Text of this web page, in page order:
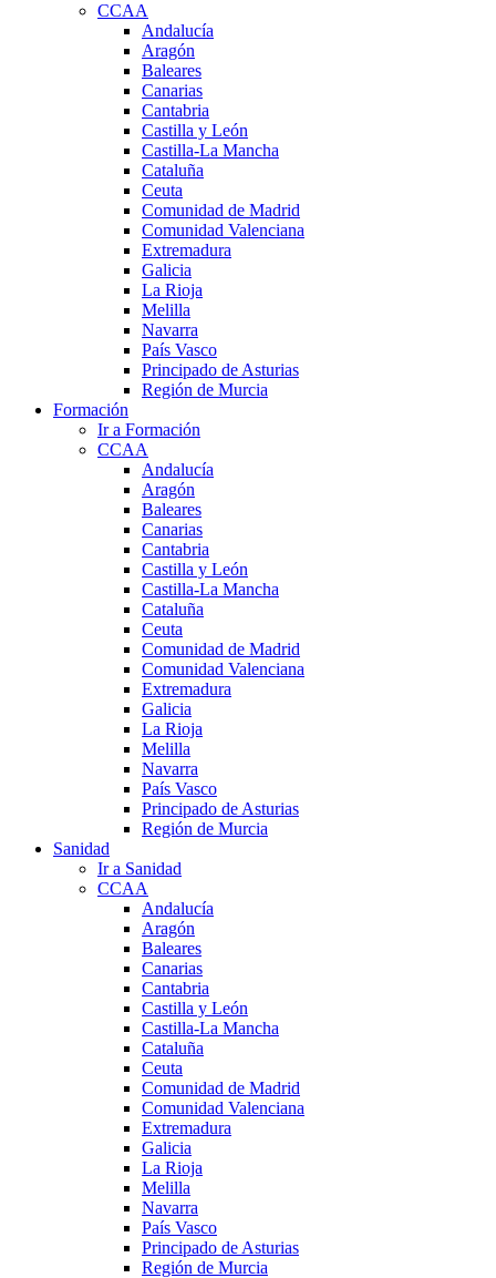
CCAA
Andalucía
Aragón
Baleares
Canarias
Cantabria
Castilla y León
Castilla-La Mancha
Cataluña
Ceuta
Comunidad de Madrid
Comunidad Valenciana
Extremadura
Galicia
La Rioja
Melilla
Navarra
País Vasco
Principado de Asturias
Región de Murcia
Formación
Ir a Formación
CCAA
Andalucía
Aragón
Baleares
Canarias
Cantabria
Castilla y León
Castilla-La Mancha
Cataluña
Ceuta
Comunidad de Madrid
Comunidad Valenciana
Extremadura
Galicia
La Rioja
Melilla
Navarra
País Vasco
Principado de Asturias
Región de Murcia
Sanidad
Ir a Sanidad
CCAA
Andalucía
Aragón
Baleares
Canarias
Cantabria
Castilla y León
Castilla-La Mancha
Cataluña
Ceuta
Comunidad de Madrid
Comunidad Valenciana
Extremadura
Galicia
La Rioja
Melilla
Navarra
País Vasco
Principado de Asturias
Región de Murcia